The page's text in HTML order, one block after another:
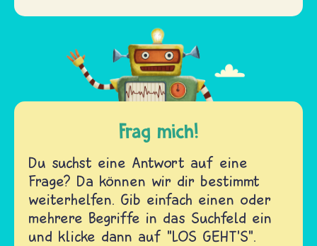
Frag mich!
Du suchst eine Antwort auf eine
Frage? Da können wir dir bestimmt
weiterhelfen. Gib einfach einen oder
mehrere Begriffe in das Suchfeld ein
und klicke dann auf "LOS GEHT'S".